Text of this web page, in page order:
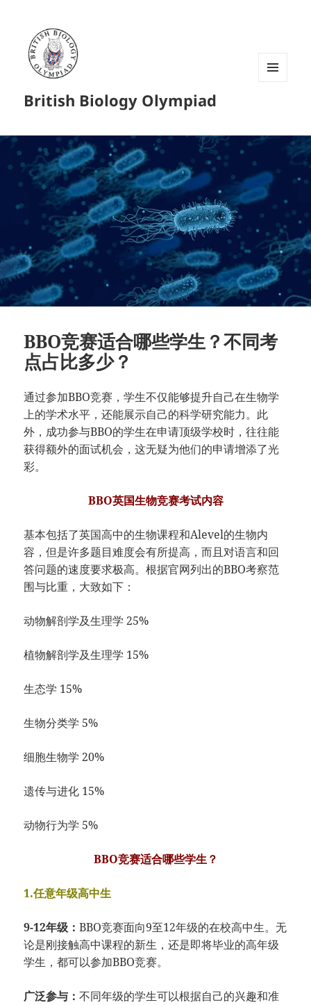
British Biology Olympiad
BBO竞赛适合哪些学生？不同考
点占比多少？
通过参加BBO竞赛，学生不仅能够提升自己在生物学
上的学术水平，还能展示自己的科学研究能力。此
外，成功参与BBO的学生在申请顶级学校时，往往能
获得额外的面试机会，这无疑为他们的申请增添了光
彩。
BBO英国生物竞赛考试内容
基本包括了英国高中的生物课程和Alevel的生物内
容，但是许多题目难度会有所提高，而且对语言和回
答问题的速度要求极高。根据官网列出的BBO考察范
围与比重，大致如下：
动物解剖学及生理学 25%
植物解剖学及生理学 15%
生态学 15%
生物分类学 5%
细胞生物学 20%
遗传与进化 15%
动物行为学 5%
BBO竞赛适合哪些学生？
1.任意年级高中生
9-12年级：BBO竞赛面向9至12年级的在校高中生。无
论是刚接触高中课程的新生，还是即将毕业的高年级
学生，都可以参加BBO竞赛。
广泛参与：不同年级的学生可以根据自己的兴趣和准